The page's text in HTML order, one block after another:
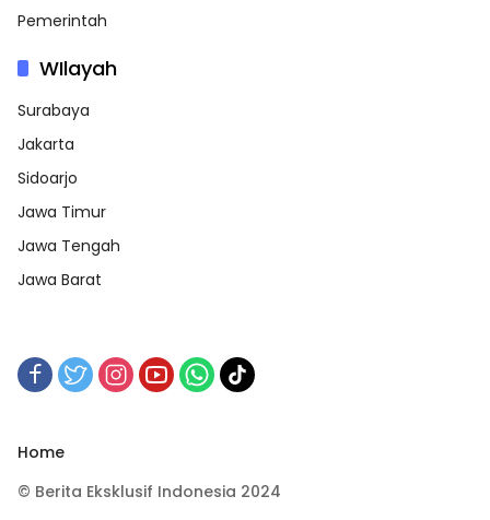
Pemerintah
WIlayah
Surabaya
Jakarta
Sidoarjo
Jawa Timur
Jawa Tengah
Jawa Barat
Home
© Berita Eksklusif Indonesia 2024